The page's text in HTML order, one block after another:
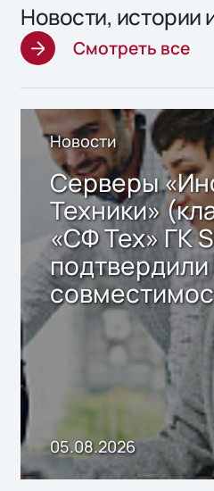
Новости, истории
Смотреть все
Новости
Серверы
Техники»
«СФ Тех» ГК
подтвердили
решением
Storage 2.x
хранения
05.08.2026